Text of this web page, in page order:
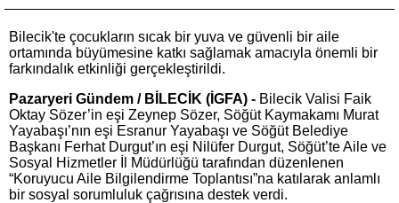
Bilecik'te çocukların sıcak bir yuva ve güvenli bir aile
ortamında büyümesine katkı sağlamak amacıyla önemli bir
farkındalık etkinliği gerçekleştirildi.
Pazaryeri Gündem / BİLECİK (İGFA) - Bilecik Valisi Faik
Oktay Sözer’in eşi Zeynep Sözer, Söğüt Kaymakamı Murat
Yayabaşı’nın eşi Esranur Yayabaşı ve Söğüt Belediye
Başkanı Ferhat Durgut’ın eşi Nilüfer Durgut, Söğüt’te Aile ve
Sosyal Hizmetler İl Müdürlüğü tarafından düzenlenen
“Koruyucu Aile Bilgilendirme Toplantısı”na katılarak anlamlı
bir sosyal sorumluluk çağrısına destek verdi.